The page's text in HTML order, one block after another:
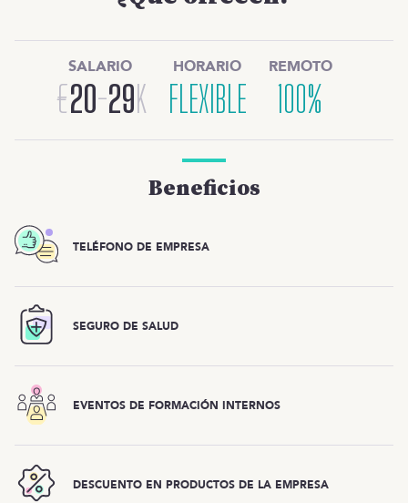
SALARIO
€20-29K
HORARIO
FLEXIBLE
REMOTO
100%
Beneficios
TELÉFONO DE EMPRESA
SEGURO DE SALUD
EVENTOS DE FORMACIÓN INTERNOS
DESCUENTO EN PRODUCTOS DE LA EMPRESA